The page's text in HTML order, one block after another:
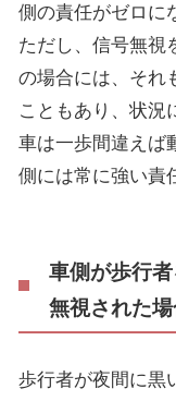
側の責任がゼロに
ただし、信号無視
の場合には、それ
こともあり、状況
車は一歩間違えば
側には常に強い責
車側が歩行
無視された
歩行者が夜間に黒